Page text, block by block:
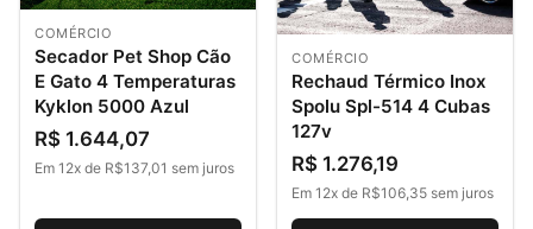
COMÉRCIO
Secador Pet Shop Cão
E Gato 4 Temperaturas
Kyklon 5000 Azul
R$ 1.644,07
Em 12x de R$137,01 sem juros
COMÉRCIO
Rechaud Térmico Inox
Spolu Spl-514 4 Cubas
127v
R$ 1.276,19
Em 12x de R$106,35 sem juros